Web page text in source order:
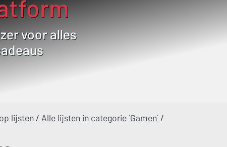
voor alles
lijsten / Alle lijsten in categorie `Gamen` /